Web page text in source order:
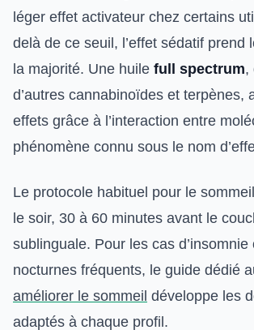
léger effet activateur chez certains
delà de ce seuil, l’effet sédatif prend
la majorité. Une huile full spectrum,
d’autres cannabinoïdes et terpènes,
effets grâce à l’interaction entre
phénomène connu sous le nom
Le protocole habituel pour le
le soir, 30 à 60 minutes avant le
sublinguale. Pour les cas
nocturnes fréquents, le guide dédié
améliorer le sommeil développe les
adaptés à chaque profil.